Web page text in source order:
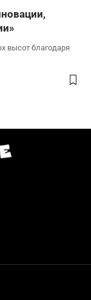
высот благодаря